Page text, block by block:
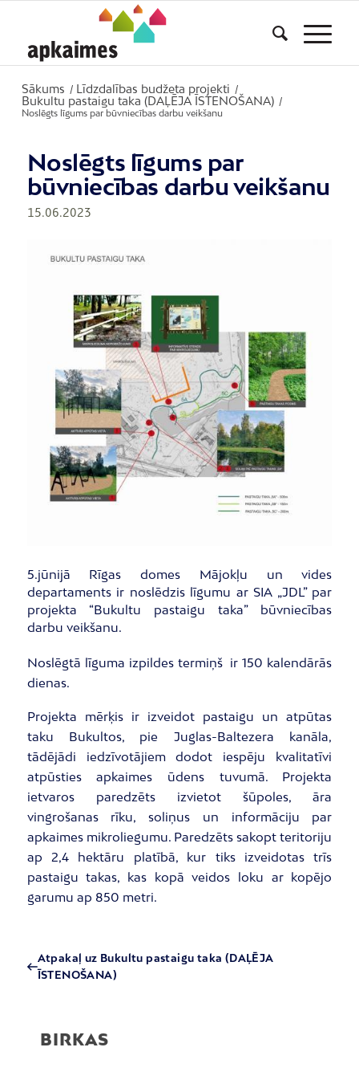
Sākums / Līdzdalības budžeta projekti /
Bukultu pastaigu taka (DAĻĒJA ĪSTENOŠANA) /
Noslēgts līgums par būvniecības darbu veikšanu
Noslēgts līgums par
būvniecības darbu veikšanu
15.06.2023
5.jūnijā Rīgas domes Mājokļu un vides
departaments ir noslēdzis līgumu ar SIA „JDL” par
projekta “Bukultu pastaigu taka” būvniecības
darbu veikšanu.
Noslēgtā līguma izpildes termiņš ir 150 kalendārās
dienas.
Projekta mērķis ir izveidot pastaigu un atpūtas
taku Bukultos, pie Juglas-Baltezera kanāla,
tādējādi iedzīvotājiem dodot iespēju kvalitatīvi
atpūsties apkaimes ūdens tuvumā. Projekta
ietvaros paredzēts izvietot šūpoles, āra
vingrošanas rīku, soliņus un informāciju par
apkaimes mikroliegumu. Paredzēts sakopt teritoriju
ap 2,4 hektāru platībā, kur tiks izveidotas trīs
pastaigu takas, kas kopā veidos loku ar kopējo
garumu ap 850 metri.
Atpakaļ uz Bukultu pastaigu taka (DAĻĒJA
ĪSTENOŠANA)
BIRKAS